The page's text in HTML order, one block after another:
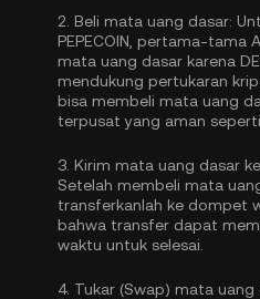
2. Beli mata uang dasar:
PEPECOIN, pertama-tama
mata uang dasar karena
mendukung pertukaran
bisa membeli mata uang
terpusat yang aman seperti
3. Kirim mata uang dasar
Setelah membeli mata
transferkanlah ke dompet
bahwa transfer dapat
waktu untuk selesai.
4. Tukar (Swap) mata uang